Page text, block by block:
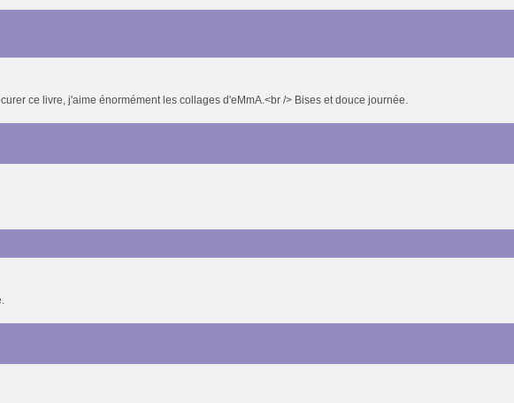
ce livre, j'aime énormément les collages d'eMmA.<br /> Bises et douce journée.